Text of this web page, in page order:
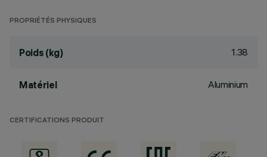
PROPRIÉTÉS PHYSIQUES
Poids (kg) 1.38
Matériel Aluminium
CERTIFICATIONS PRODUIT